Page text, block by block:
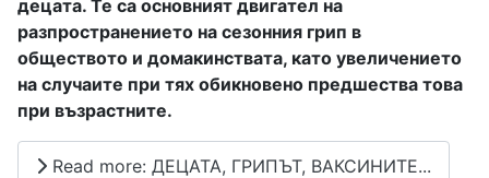
децата. Те са основният двигател на
разпространението на сезонния грип в
обществото и домакинствата, като увеличението
на случаите при тях обикновено предшества това
при възрастните.
Read more: ДЕЦАТА, ГРИПЪТ, ВАКСИНИТЕ...